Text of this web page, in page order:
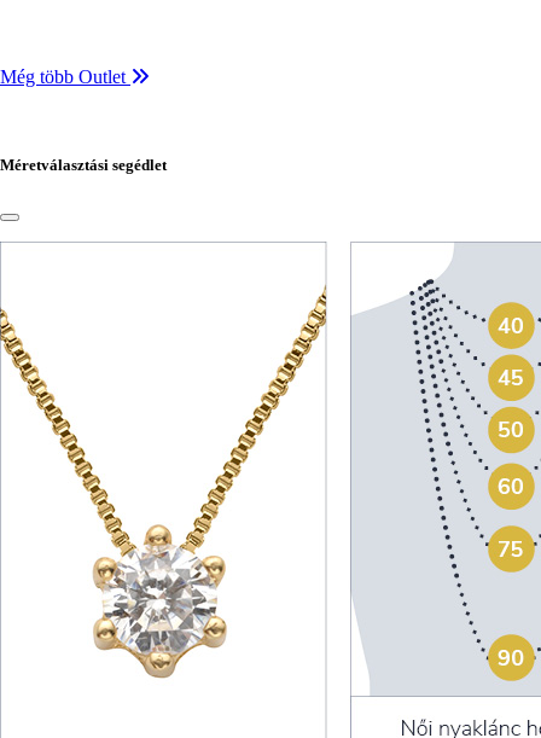
Még több Outlet
Méretválasztási segédlet